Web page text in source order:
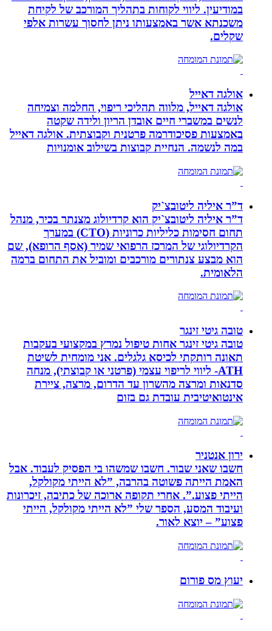
במודיעין. ליווי לקוחות בתהליך המורכב של לקיחת
משכנתא אשר באמצעותו ניתן לחסוך עשרות אלפי
שקלים.
אולגה דאייל
אולגה דאייל, מלווה תהליכי ריפוי, החלמה וצמיחה
לנשים במשברי חיים אובדן הריון ולידה שקטה
באמצעות פסיכודרמה פרטנית וקבוצתית. אולגה דאייל
במה לנשמה. ‏הנחיית קבוצות בשילוב אומנויות‏
ד”ר איליה ליטובצ`יק
ד”ר איליה ליטובצ`יק הוא קרדיולוג מצנתר בכיר, מנהל
תחום חסימות כליליות כרוניות (CTO) במערך
הקרדיולוגי של המרכז הרפואי שמיר (אסף הרופא), שם
הוא מבצע צנתורים מורכבים ומוביל את התחום ברמה
הלאומית.
טובה גיטי זינגר
טובה גיטי זינגר אחות טיפול נמרץ במקצועי בעקבות
תאונה רותקתי לכיסא גלגלים. אני מומחית לשיטת
ATH- ליווי לריפוי עצמי (פרטני או קבוצתי), מנחה
סדנאות ומרצה מהשרון עד הדרום, מרצה, ציירת
אינטואיטיבית עובדת גם בזום
ירון אנטניר
חשבו שאני שבור. חשבו שמשהו בי הפסיק לעבוד. אבל
האמת הייתה פשוטה בהרבה, ”לא הייתי מקולקל,
הייתי פצוע.”. אחרי תקופה ארוכה של כתיבה, זיכרונות
ועיבוד המסע, הספר שלי ”לא הייתי מקולקל, הייתי
פצוע” – יוצא לאור.
יעוץ מס פורום